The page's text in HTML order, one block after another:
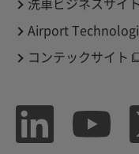
Airport
コンテックサイト